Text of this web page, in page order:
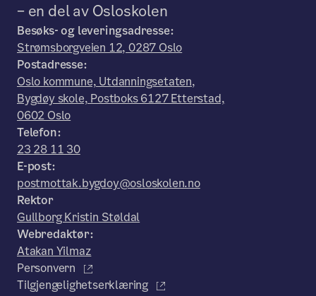
– en del av Osloskolen
Besøks- og leveringsadresse:
Strømsborgveien 12, 0287 Oslo
Postadresse:
Oslo kommune, Utdanningsetaten,
Bygdøy skole, Postboks 6127 Etterstad,
0602 Oslo
Telefon:
23 28 11 30
E-post:
postmottak.bygdoy@osloskolen.no
Rektor
Gullborg Kristin Støldal
Webredaktør:
Atakan Yilmaz
Personvern
Tilgjengelighetserklæring